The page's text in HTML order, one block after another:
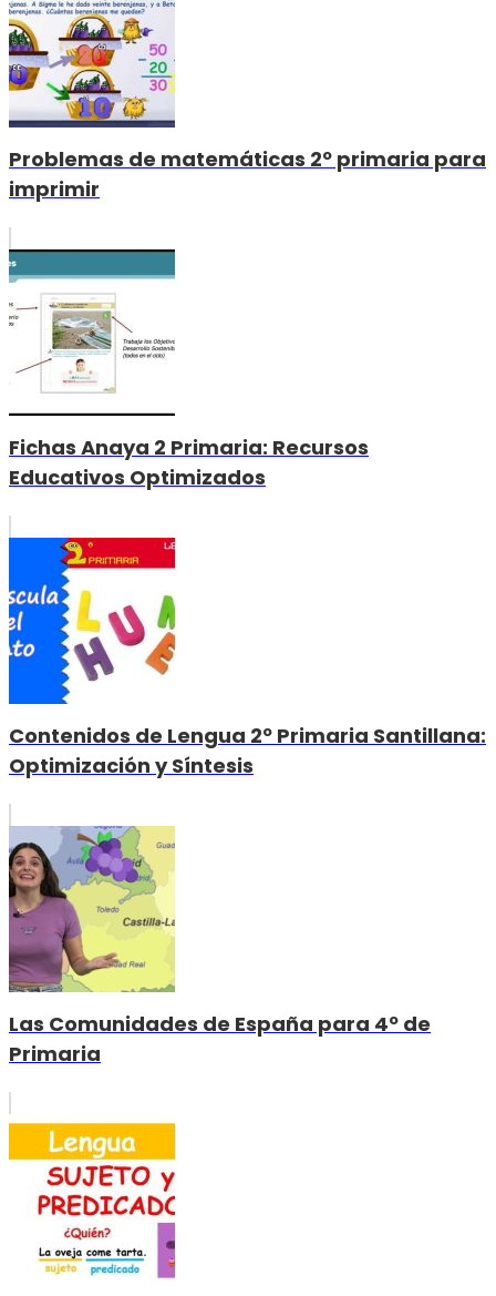
Problemas de matemáticas 2º primaria para
imprimir
Fichas Anaya 2 Primaria: Recursos
Educativos Optimizados
Contenidos de Lengua 2º Primaria Santillana:
Optimización y Síntesis
Las Comunidades de España para 4º de
Primaria